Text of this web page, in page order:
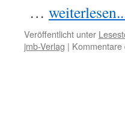
…
Veröffentlicht unter
jmb-Verlag | Kommentare